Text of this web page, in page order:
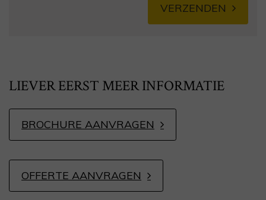
VERZENDEN
LIEVER EERST MEER INFORMATIE
BROCHURE AANVRAGEN
OFFERTE AANVRAGEN